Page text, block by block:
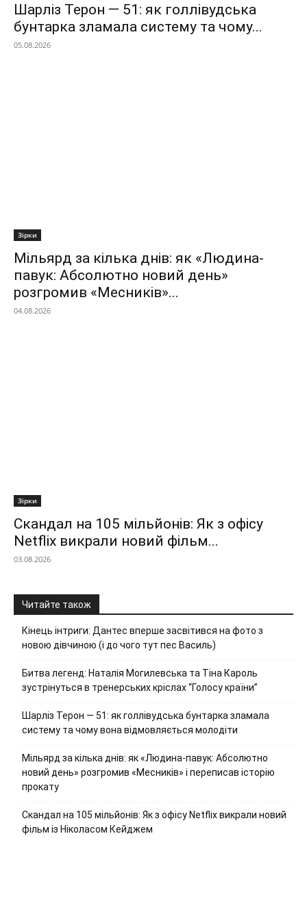
Шарліз Терон — 51: як голлівудська
бунтарка зламала систему та чому...
05.08.2026
Зірки
Мільярд за кілька днів: як «Людина-
павук: Абсолютно новий день»
розгромив «Месників»...
04.08.2026
Зірки
Скандал на 105 мільйонів: Як з офісу
Netflix викрали новий фільм...
03.08.2026
Читайте також
Кінець інтриги: Дантес вперше засвітився на фото з
новою дівчиною (і до чого тут пес Василь)
Битва легенд: Наталія Могилевська та Тіна Кароль
зустрінуться в тренерських кріслах “Голосу країни”
Шарліз Терон — 51: як голлівудська бунтарка зламала
систему та чому вона відмовляється молодіти
Мільярд за кілька днів: як «Людина-павук: Абсолютно
новий день» розгромив «Месників» і переписав історію
прокату
Скандал на 105 мільйонів: Як з офісу Netflix викрали новий
фільм із Ніколасом Кейджем